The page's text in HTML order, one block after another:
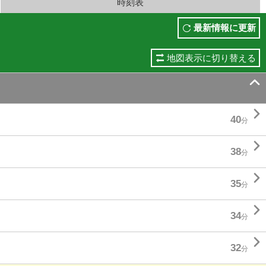
時刻表
最新情報に更新
地図表示に切り替える

40分 
38分 
35分 
34分 
32分 